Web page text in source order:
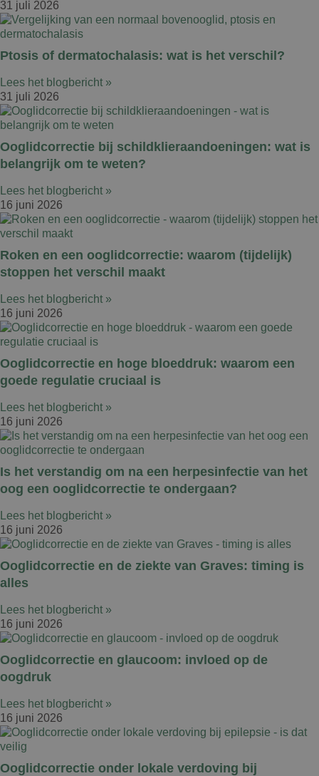
31 juli 2026
Ptosis of dermatochalasis: wat is het verschil?
Lees het blogbericht »
31 juli 2026
Ooglidcorrectie bij schildklieraandoeningen: wat is
belangrijk om te weten?
Lees het blogbericht »
16 juni 2026
Roken en een ooglidcorrectie: waarom (tijdelijk)
stoppen het verschil maakt
Lees het blogbericht »
16 juni 2026
Ooglidcorrectie en hoge bloeddruk: waarom een
goede regulatie cruciaal is
Lees het blogbericht »
16 juni 2026
Is het verstandig om na een herpesinfectie van het
oog een ooglidcorrectie te ondergaan?
Lees het blogbericht »
16 juni 2026
Ooglidcorrectie en de ziekte van Graves: timing is
alles
Lees het blogbericht »
16 juni 2026
Ooglidcorrectie en glaucoom: invloed op de
oogdruk
Lees het blogbericht »
16 juni 2026
Ooglidcorrectie onder lokale verdoving bij